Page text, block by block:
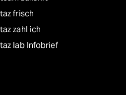
taz frisch
taz zahl ich
taz lab Infobrief